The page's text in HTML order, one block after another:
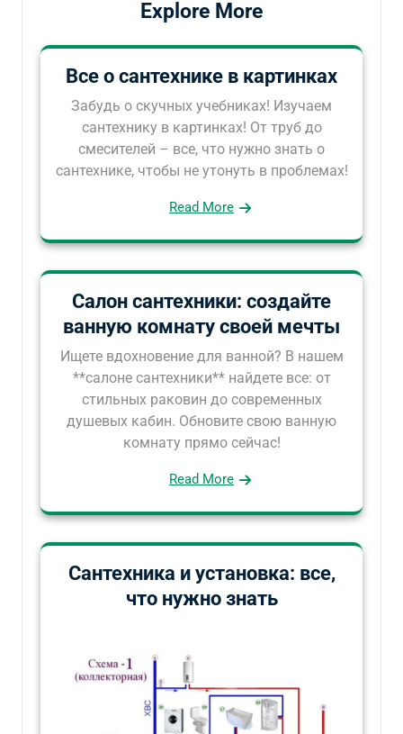
Explore More
Все о сантехнике в картинках
Забудь о скучных учебниках! Изучаем
сантехнику в картинках! От труб до
смесителей – все, что нужно знать о
сантехнике, чтобы не утонуть в проблемах!
Read More
Салон сантехники: создайте
ванную комнату своей мечты
Ищете вдохновение для ванной? В нашем
**салоне сантехники** найдете все: от
стильных раковин до современных
душевых кабин. Обновите свою ванную
комнату прямо сейчас!
Read More
Сантехника и установка: все,
что нужно знать